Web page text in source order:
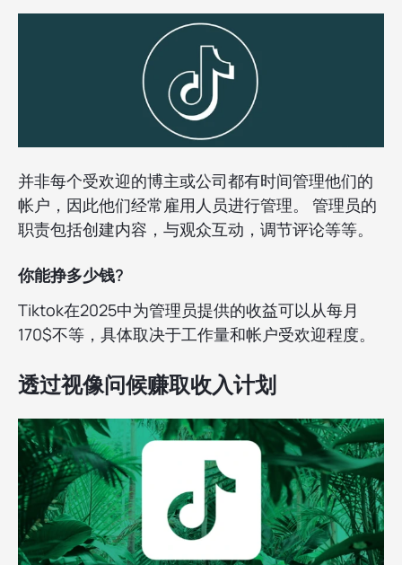
并非每个受欢迎的博主或公司都有时间管理他们的
帐户，因此他们经常雇用人员进行管理。 管理员的
职责包括创建内容，与观众互动，调节评论等等。
你能挣多少钱?
Tiktok在2025中为管理员提供的收益可以从每月
170$不等，具体取决于工作量和帐户受欢迎程度。
透过视像问候赚取收入计划